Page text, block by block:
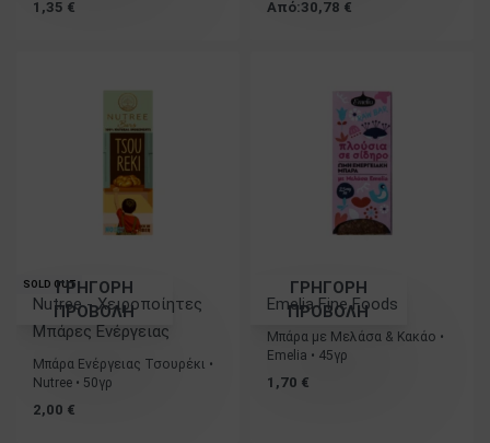
1,35 € Από:30,78 €
SOLD OUTΓΡΗΓΟΡΗ
ΠΡΟΒΟΛΗ
Nutree - Χειροποίητες
Μπάρες Ενέργειας
Μπάρα Ενέργειας Τσουρέκι •
Nutree • 50γρ
2,00 €
ΓΡΗΓΟΡΗ
ΠΡΟΒΟΛΗ
Emelia Fine Foods
Μπάρα με Μελάσα & Κακάο •
Emelia • 45γρ
1,70 €